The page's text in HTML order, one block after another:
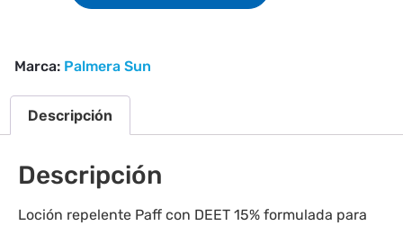
Marca: Palmera Sun
Descripción
Descripción
Loción repelente Paff con DEET 15% formulada para